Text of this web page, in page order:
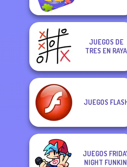
JUEGOS DE
TRES EN RAYA
JUEGOS
JUEGOS
NIGHT